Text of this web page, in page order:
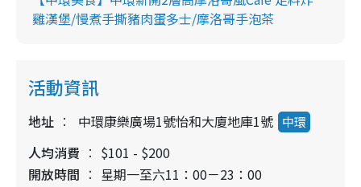
雞漢堡/慢煮手撕豬肉蛋多士/摩洛哥手泡茶
活動資訊
地址 中環康樂廣場1號怡和大廈地庫1號 中環
人均消費
$101 - $200
開放時間
星期一至六11：00－23：00